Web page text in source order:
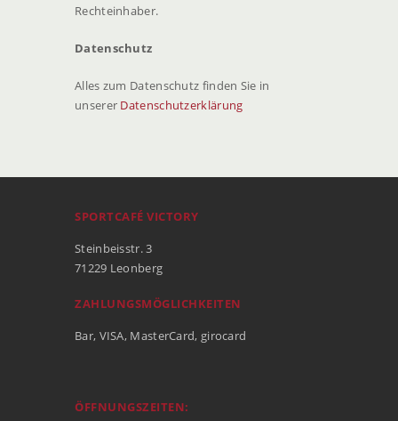
Rechteinhaber.
Datenschutz
Alles zum Datenschutz finden Sie in
unserer Datenschutzerklärung
SPORTCAFÉ VICTORY
Steinbeisstr. 3
71229 Leonberg
ZAHLUNGSMÖGLICHKEITEN
Bar, VISA, MasterCard, girocard
ÖFFNUNGSZEITEN: